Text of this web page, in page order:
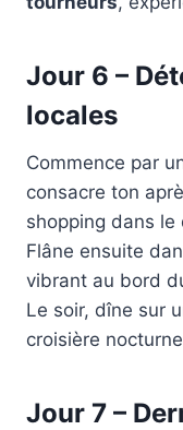
Jour 6 –
locales
Commence par
consacre ton
shopping dans
Flâne ensuite
vibrant au bord
Le soir, dîne sur
croisière
Jour 7 –